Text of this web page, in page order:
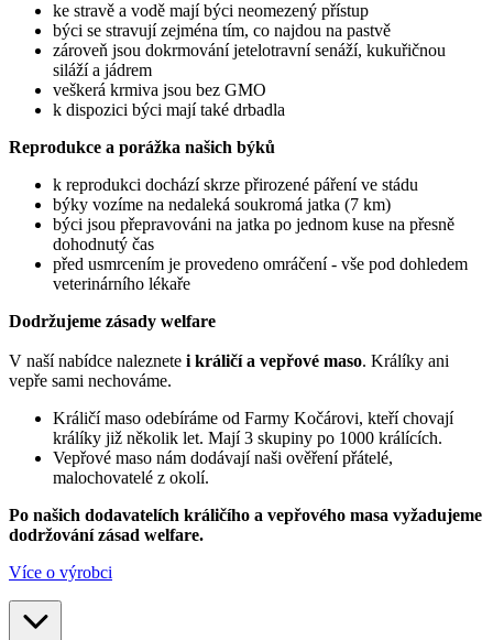
ke stravě a vodě mají býci neomezený přístup
býci se stravují zejména tím, co najdou na pastvě
zároveň jsou dokrmování jetelotravní senáží, kukuřičnou
siláží a jádrem
veškerá krmiva jsou bez GMO
k dispozici býci mají také drbadla
Reprodukce a porážka našich býků
k reprodukci dochází skrze přirozené páření ve stádu
býky vozíme na nedaleká soukromá jatka (7 km)
býci jsou přepravováni na jatka po jednom kuse na přesně
dohodnutý čas
před usmrcením je provedeno omráčení - vše pod dohledem
veterinárního lékaře
Dodržujeme zásady welfare
V naší nabídce naleznete i králičí a vepřové maso. Králíky ani
vepře sami nechováme.
Králičí maso odebíráme od Farmy Kočárovi, kteří chovají
králíky již několik let. Mají 3 skupiny po 1000 králících.
Vepřové maso nám dodávají naši ověření přátelé,
malochovatelé z okolí.
Po našich dodavatelích králičího a vepřového masa vyžadujeme
dodržování zásad welfare.
Více o výrobci